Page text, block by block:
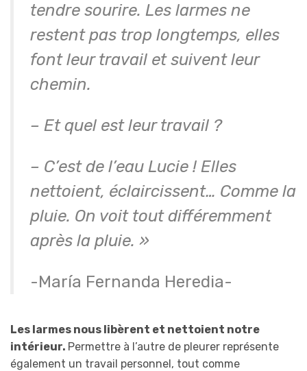
tendre sourire. Les larmes ne
restent pas trop longtemps, elles
font leur travail et suivent leur
chemin.
– Et quel est leur travail ?
– C’est de l’eau Lucie ! Elles
nettoient, éclaircissent… Comme la
pluie. On voit tout différemment
après la pluie. »
-María Fernanda Heredia-
Les larmes nous libèrent et nettoient notre
intérieur. Permettre à l’autre de pleurer représente
également un travail personnel, tout comme